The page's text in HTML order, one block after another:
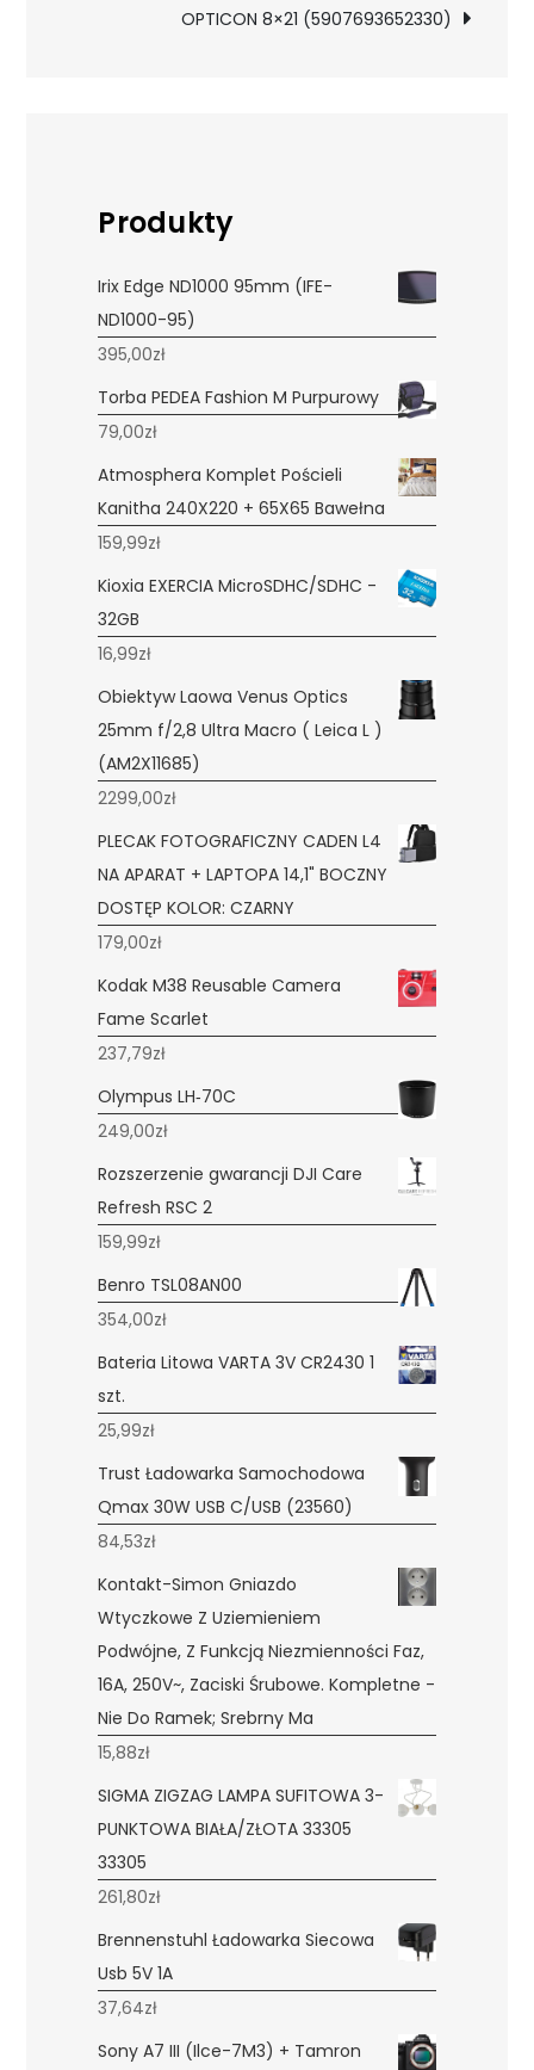
OPTICON 8×21 (5907693652330)
Produkty
Irix Edge ND1000 95mm (IFE-
ND1000-95)
395,00zł
Torba PEDEA Fashion M Purpurowy
79,00zł
Atmosphera Komplet Pościeli
Kanitha 240X220 + 65X65 Bawełna
159,99zł
Kioxia EXERCIA MicroSDHC/SDHC -
32GB
16,99zł
Obiektyw Laowa Venus Optics
25mm f/2,8 Ultra Macro ( Leica L )
(AM2X11685)
2299,00zł
PLECAK FOTOGRAFICZNY CADEN L4
NA APARAT + LAPTOPA 14,1" BOCZNY
DOSTĘP KOLOR: CZARNY
179,00zł
Kodak M38 Reusable Camera
Fame Scarlet
237,79zł
Olympus LH‑70C
249,00zł
Rozszerzenie gwarancji DJI Care
Refresh RSC 2
159,99zł
Benro TSL08AN00
354,00zł
Bateria Litowa VARTA 3V CR2430 1
szt.
25,99zł
Trust Ładowarka Samochodowa
Qmax 30W USB C/USB (23560)
84,53zł
Kontakt-Simon Gniazdo
Wtyczkowe Z Uziemieniem
Podwójne, Z Funkcją Niezmienności Faz,
16A, 250V~, Zaciski Śrubowe. Kompletne -
Nie Do Ramek; Srebrny Ma
15,88zł
SIGMA ZIGZAG LAMPA SUFITOWA 3-
PUNKTOWA BIAŁA/ZŁOTA 33305
33305
261,80zł
Brennenstuhl Ładowarka Siecowa
Usb 5V 1A
37,64zł
Sony A7 III (Ilce-7M3) + Tamron